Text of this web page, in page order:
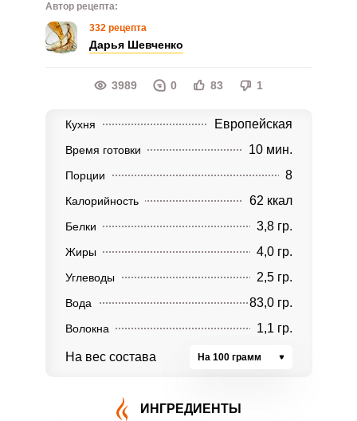
Автор рецепта:
332 рецепта
Дарья Шевченко
3989 0 83 1
Кухня Европейская
Время готовки 10 мин.
Порции 8
Калорийность 62 ккал
Белки 3,8 гр.
Жиры 4,0 гр.
Углеводы 2,5 гр.
Вода 83,0 гр.
Волокна 1,1 гр.
На вес состава На 100 грамм
ИНГРЕДИЕНТЫ